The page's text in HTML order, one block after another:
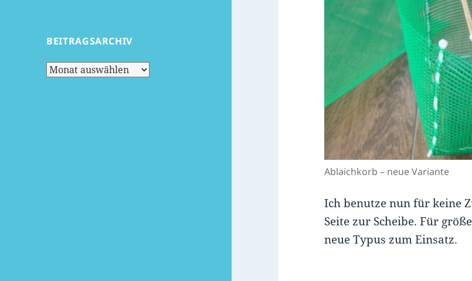
BEITRAGSARCHIV
Beitragsarchiv
Ablaichkorb – neue Variante
Ich benutze nun für keine
Seite zur Scheibe. Für
neue Typus zum Einsatz.